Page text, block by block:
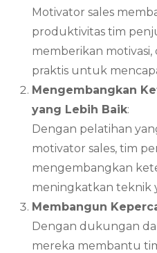
Motivator sales
produktivitas tim
memberikan
praktis untuk
Mengembangkan
yang Lebih Baik:
Dengan pelatihan
motivator sales, tim
mengembangkan
meningkatkan teknik
Membangun
Dengan dukungan
mereka membantu